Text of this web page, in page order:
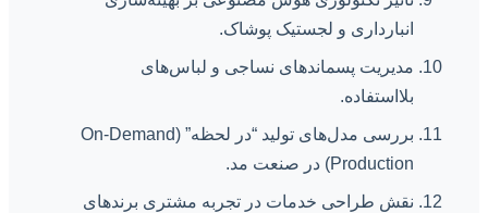
انبارداری و لجستیک پوشاک.
مدیریت پسماندهای نساجی و لباس‌های
بلااستفاده.
بررسی مدل‌های تولید “در لحظه” (On-Demand
Production) در صنعت مد.
نقش طراحی خدمات در تجربه مشتری برندهای